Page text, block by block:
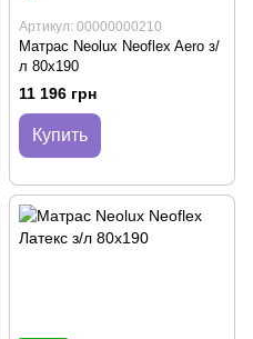
Артикул: 00000000210
Матрас Neolux Neoflex Aero з/
л 80х190
11 196 грн
Купить